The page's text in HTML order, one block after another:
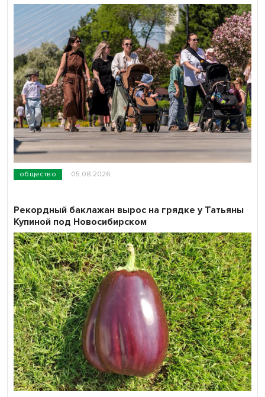
общество 05.08.2026
Рекордный баклажан вырос на грядке у Татьяны
Купиной под Новосибирском